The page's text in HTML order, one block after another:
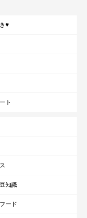
♥
ト
知識
ード